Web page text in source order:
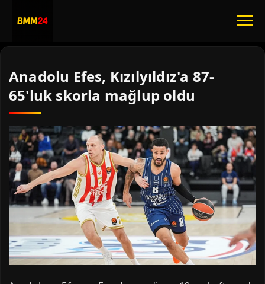
Anadolu Efes, Kızılyıldız'a 87-
65'luk skorla mağlup oldu